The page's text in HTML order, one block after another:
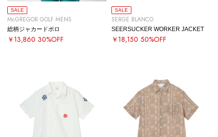
SALE
McGREGOR GOLF MENS
総柄ジャカードポロ
￥13,860 30%OFF
SALE
SERGE BLANCO
SEERSUCKER WORKER JACKET
￥18,150 50%OFF